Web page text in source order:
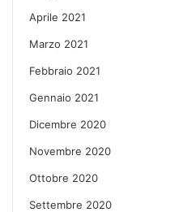
Aprile 2021
Marzo 2021
Febbraio 2021
Gennaio 2021
Dicembre 2020
Novembre 2020
Ottobre 2020
Settembre 2020